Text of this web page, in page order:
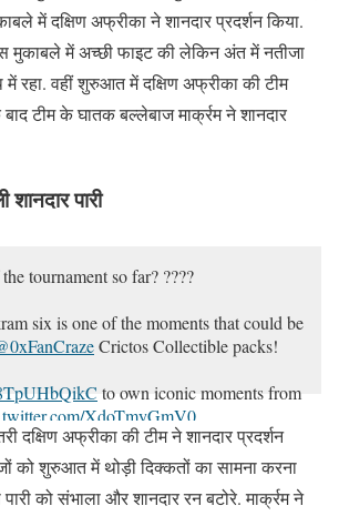
में दक्षिण अफ्रीका ने शानदार प्रदर्शन किया.
मुकाबले में अच्छी फाइट की लेकिन अंत में नतीजा
में रहा. वहीं शुरुआत में दक्षिण अफ्रीका की टीम
टीम के घातक बल्लेबाज मार्क्रम ने शानदार
पारी
tournament so far? ????
six is one of the moments that could be
Crictos Collectible packs!
to own iconic moments from
XdoTmyGmV0
October 27, 2023
दक्षिण अफ्रीका की टीम ने शानदार प्रदर्शन
को शुरुआत में थोड़ी दिक्कतों का सामना करना
को संभाला और शानदार रन बटोरे. मार्क्रम ने